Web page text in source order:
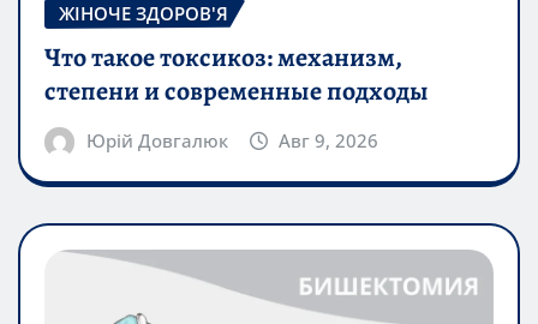
ЖІНОЧЕ ЗДОРОВ'Я
Что такое токсикоз: механизм,
степени и современные подходы
Юрій Довгалюк Авг 9, 2026